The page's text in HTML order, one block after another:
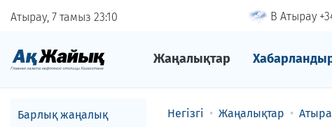
Атырау, 7 тамыз 2310 В Атырау
Жаңалықтар
Барлық жаңалық
Негізгі Жаңалықтар